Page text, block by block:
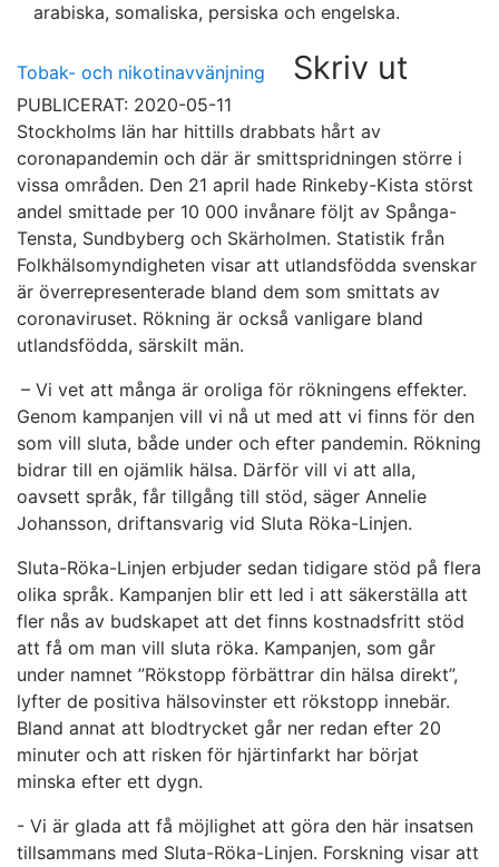
arabiska, somaliska, persiska och engelska.
Tobak- och nikotinavvänjning Skriv ut
PUBLICERAT: 2020-05-11
Stockholms län har hittills drabbats hårt av
coronapandemin och där är smittspridningen större i
vissa områden. Den 21 april hade Rinkeby-Kista störst
andel smittade per 10 000 invånare följt av Spånga-
Tensta, Sundbyberg och Skärholmen. Statistik från
Folkhälsomyndigheten visar att utlandsfödda svenskar
är överrepresenterade bland dem som smittats av
coronaviruset. Rökning är också vanligare bland
utlandsfödda, särskilt män.
– Vi vet att många är oroliga för rökningens effekter.
Genom kampanjen vill vi nå ut med att vi finns för den
som vill sluta, både under och efter pandemin. Rökning
bidrar till en ojämlik hälsa. Därför vill vi att alla,
oavsett språk, får tillgång till stöd, säger Annelie
Johansson, driftansvarig vid Sluta Röka-Linjen.
Sluta-Röka-Linjen erbjuder sedan tidigare stöd på flera
olika språk. Kampanjen blir ett led i att säkerställa att
fler nås av budskapet att det finns kostnadsfritt stöd
att få om man vill sluta röka. Kampanjen, som går
under namnet ”Rökstopp förbättrar din hälsa direkt”,
lyfter de positiva hälsovinster ett rökstopp innebär.
Bland annat att blodtrycket går ner redan efter 20
minuter och att risken för hjärtinfarkt har börjat
minska efter ett dygn.
­­- Vi är glada att få möjlighet att göra den här insatsen
tillsammans med Sluta-Röka-Linjen. Forskning visar att